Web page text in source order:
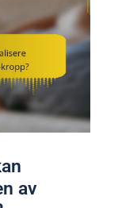
av